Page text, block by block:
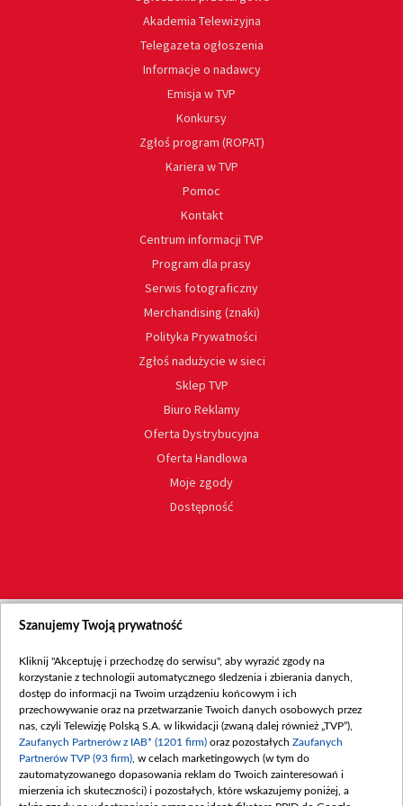
Akademia Telewizyjna
Telegazeta ogłoszenia
Informacje o nadawcy
Emisja w TVP
Konkursy
Zgłoś program (ROPAT)
Kariera w TVP
Pomoc
Kontakt
Centrum informacji TVP
Program dla prasy
Serwis fotograficzny
Merchandising (znaki)
Polityka Prywatności
Zgłoś nadużycie w sieci
Sklep TVP
Biuro Reklamy
Oferta Dystrybucyjna
Oferta Handlowa
Moje zgody
Dostępność
Szanujemy Twoją prywatność
Kliknij "Akceptuję i przechodzę do serwisu", aby wyrazić zgody na
korzystanie z technologii automatycznego śledzenia i zbierania danych,
dostęp do informacji na Twoim urządzeniu końcowym i ich
przechowywanie oraz na przetwarzanie Twoich danych osobowych przez
nas, czyli Telewizję Polską S.A. w likwidacji (zwaną dalej również „TVP”),
Zaufanych Partnerów z IAB* (1201 firm) oraz pozostałych Zaufanych
Partnerów TVP (93 firm) , w celach marketingowych (w tym do
zautomatyzowanego dopasowania reklam do Twoich zainteresowań i
mierzenia ich skuteczności) i pozostałych, które wskazujemy poniżej, a